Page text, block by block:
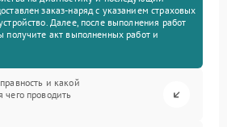
заказ-наряд с указанием страховых
Далее, после выполнения работ
получите акт выполненных работ и
и какой
проводить